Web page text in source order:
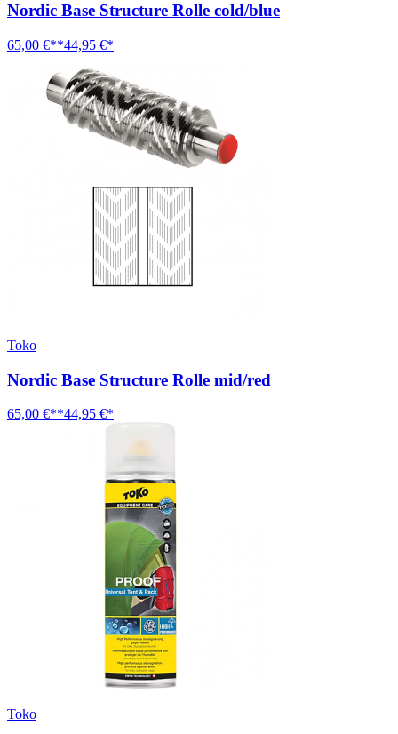
Nordic Base Structure Rolle cold/blue
65,00 €**44,95 €*
Toko
Nordic Base Structure Rolle mid/red
65,00 €**44,95 €*
Toko